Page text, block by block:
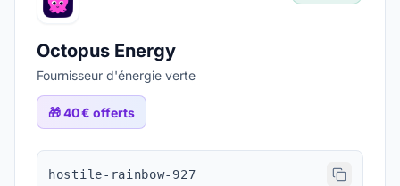
Octopus Energy
Fournisseur d'énergie verte
🎁40 € offerts
hostile-rainbow-927